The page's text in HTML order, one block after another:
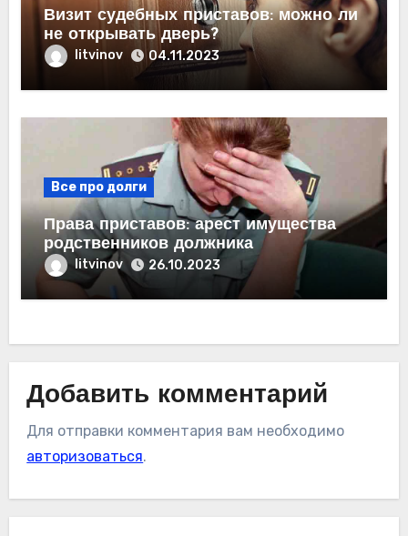
Визит судебных приставов: можно ли
не открывать дверь?
litvinov 04.11.2023
Все про долги
Права приставов: арест имущества
родственников должника
litvinov 26.10.2023
Добавить комментарий
Для отправки комментария вам необходимо
авторизоваться.